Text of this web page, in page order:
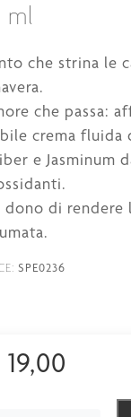
ml
che strina le
che passa:
crema
e
dono di
SPE0236
19,00